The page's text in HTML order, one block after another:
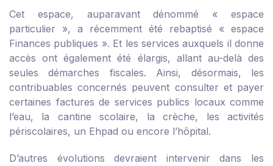
Cet espace, auparavant dénommé « espace
particulier », a récemment été rebaptisé « espace
Finances publiques ». Et les services auxquels il donne
accès ont également été élargis, allant au-delà des
seules démarches fiscales. Ainsi, désormais, les
contribuables concernés peuvent consulter et payer
certaines factures de services publics locaux comme
l’eau, la cantine scolaire, la crèche, les activités
périscolaires, un Ehpad ou encore l’hôpital.
D’autres évolutions devraient intervenir dans les